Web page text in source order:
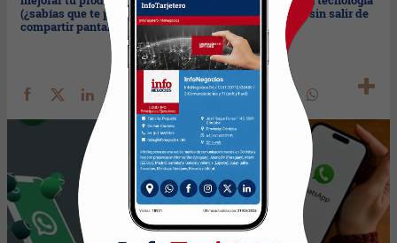
(¿sabías que te permite
compartir pantalla?)
para hacer pagos sin salir de
la app